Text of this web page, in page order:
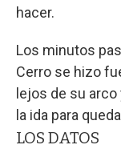
hacer.
Los minutos
Cerro se hizo
lejos de su
la ida para
LOS DATOS